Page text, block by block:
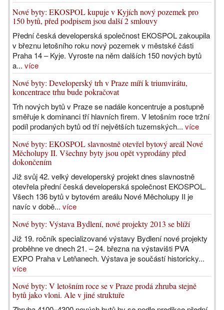
Nové byty: EKOSPOL kupuje v Kyjích nový pozemek pro
150 bytů, před podpisem jsou další 2 smlouvy
Přední česká developerská společnost EKOSPOL zakoupila
v březnu letošního roku nový pozemek v městské části
Praha 14 – Kyje. Vyroste na něm dalších 150 nových bytů
a... více
Nové byty: Developerský trh v Praze míří k triumvirátu,
koncentrace trhu bude pokračovat
Trh nových bytů v Praze se nadále koncentruje a postupně
směřuje k dominanci tří hlavních firem. V letošním roce tržní
podíl prodaných bytů od tří největších tuzemských... více
Nové byty: EKOSPOL slavnostně otevřel bytový areál Nové
Měcholupy II. Všechny byty jsou opět vyprodány před
dokončením
Již svůj 42. velký developerský projekt dnes slavnostně
otevřela přední česká developerská společnost EKOSPOL.
Všech 136 bytů v bytovém areálu Nové Měcholupy II je
navíc v době... více
Nové byty: Výstava Bydlení, nové projekty 2013 se blíží
Již 19. ročník specializované výstavy Bydlení nové projekty
proběhne ve dnech 21. – 24. března na výstavišti PVA
EXPO Praha v Letňanech. Výstava je součástí historicky...
více
Nové byty: V letošním roce se v Praze prodá zhruba stejně
bytů jako vloni. Ale v jiné struktuře